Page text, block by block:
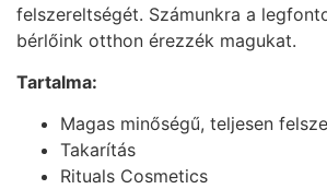
felszereltségét. Számunkra a
bérlőink otthon érezzék magukat.
Tartalma:
Magas minőségű, teljesen
Takarítás
Rituals Cosmetics